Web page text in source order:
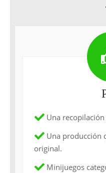
Una
Una producción
original.
Minijuegos